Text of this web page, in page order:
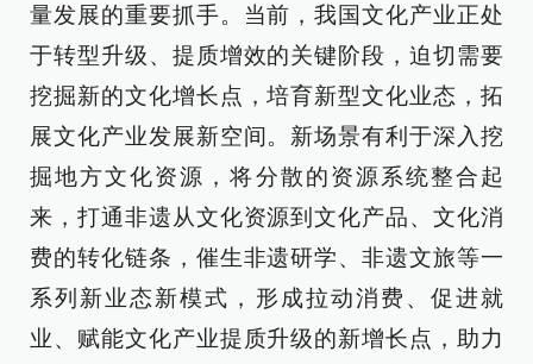
量发展的重要抓手。当前，我国文化产业正处
于转型升级、提质增效的关键阶段，迫切需要
挖掘新的文化增长点，培育新型文化业态，拓
展文化产业发展新空间。新场景有利于深入挖
掘地方文化资源，将分散的资源系统整合起
来，打通非遗从文化资源到文化产品、文化消
费的转化链条，催生非遗研学、非遗文旅等一
系列新业态新模式，形成拉动消费、促进就
业、赋能文化产业提质升级的新增长点，助力